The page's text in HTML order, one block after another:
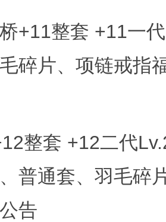
+11整套 +11一
碎片、项链戒指
整套 +12二代
普通套、羽毛碎
告